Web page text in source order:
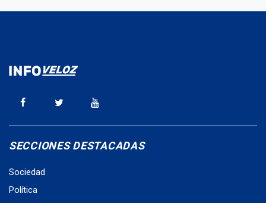
SECCIONES DESTACADAS
Sociedad
Política